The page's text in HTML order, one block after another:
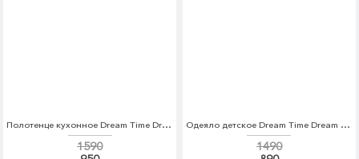
Полотенце кухонное Dream Time Dream Time MP002XU0E2LQ
1590
Одеяло детское Dream Time Dream Time MP002XC001SG
1490